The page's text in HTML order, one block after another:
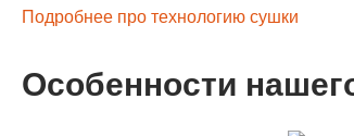
Подробнее про технологию сушки
Особенности